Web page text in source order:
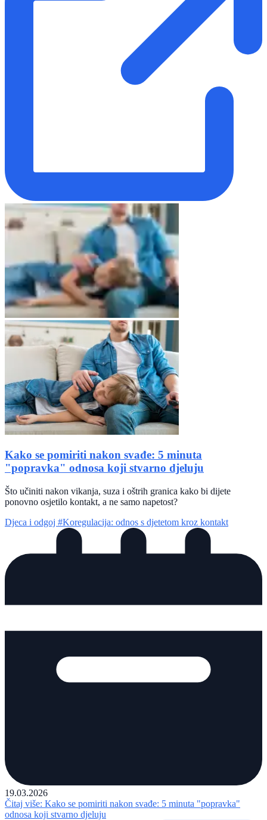
Kako se pomiriti nakon svađe: 5 minuta
"popravka" odnosa koji stvarno djeluju
Što učiniti nakon vikanja, suza i oštrih granica kako bi dijete
ponovno osjetilo kontakt, a ne samo napetost?
Djeca i odgoj #Koregulacija: odnos s djetetom kroz kontakt
19.03.2026
Čitaj više: Kako se pomiriti nakon svađe: 5 minuta "popravka"
odnosa koji stvarno djeluju